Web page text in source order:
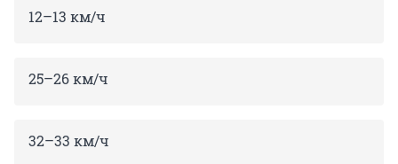
12–13 км/ч
25–26 км/ч
32–33 км/ч